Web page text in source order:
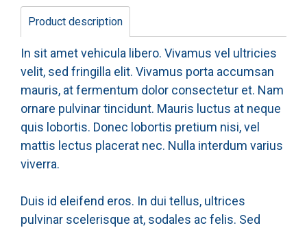
Product description
In sit amet vehicula libero. Vivamus vel ultricies
velit, sed fringilla elit. Vivamus porta accumsan
mauris, at fermentum dolor consectetur et. Nam
ornare pulvinar tincidunt. Mauris luctus at neque
quis lobortis. Donec lobortis pretium nisi, vel
mattis lectus placerat nec. Nulla interdum varius
viverra.
Duis id eleifend eros. In dui tellus, ultrices
pulvinar scelerisque at, sodales ac felis. Sed